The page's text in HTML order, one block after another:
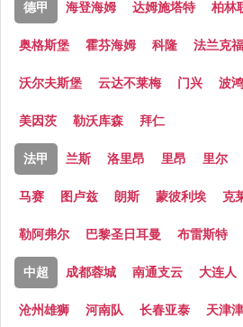
德甲 海登海姆 达姆施塔特 柏林
奥格斯堡 霍芬海姆 科隆 法兰克福
沃尔夫斯堡 云达不莱梅 门兴 波鸿
美因茨 勒沃库森 拜仁
法甲 兰斯 洛里昂 里昂 里尔
马赛 图卢兹 朗斯 蒙彼利埃 克
勒阿弗尔 巴黎圣日耳曼 布雷斯特
中超 成都蓉城 南通支云 大连人
沧州雄狮 河南队 长春亚泰 天津